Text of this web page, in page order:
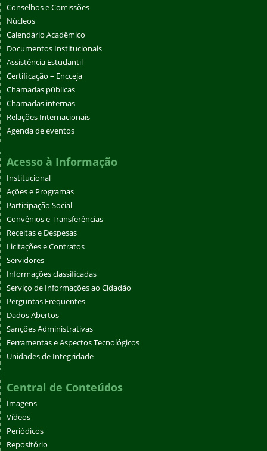
Conselhos e Comissões
Núcleos
Calendário Acadêmico
Documentos Institucionais
Assistência Estudantil
Certificação – Encceja
Chamadas públicas
Chamadas internas
Relações Internacionais
Agenda de eventos
Acesso à Informação
Institucional
Ações e Programas
Participação Social
Convênios e Transferências
Receitas e Despesas
Licitações e Contratos
Servidores
Informações classificadas
Serviço de Informações ao Cidadão
Perguntas Frequentes
Dados Abertos
Sanções Administrativas
Ferramentas e Aspectos Tecnológicos
Unidades de Integridade
Central de Conteúdos
Imagens
Vídeos
Periódicos
Repositório